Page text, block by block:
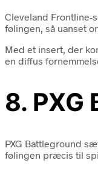
Cleveland Frontline-
følingen, så uanset
Med et insert, der
en diffus
8.
PXG Battleground
følingen præcis til